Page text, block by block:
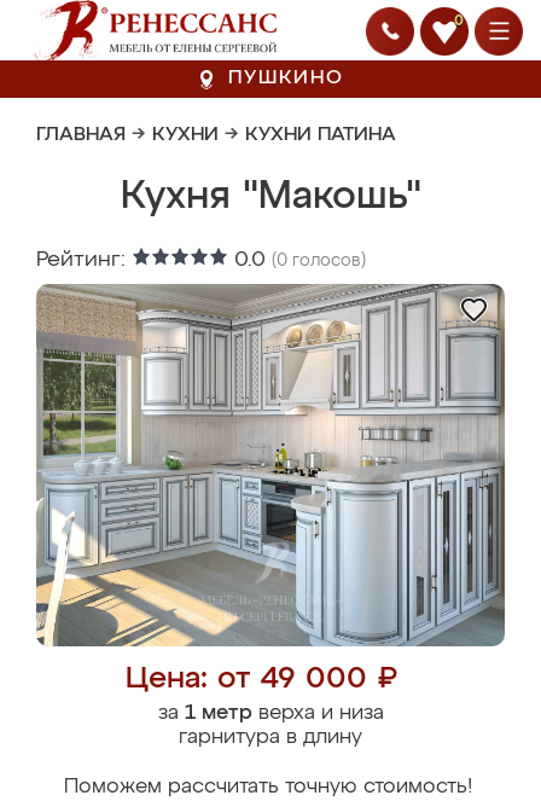
0
ПУШКИНО
ГЛАВНАЯ → КУХНИ → КУХНИ ПАТИНА
Кухня "Макошь"
Рейтинг: 0.0 (0 голосов)
Цена: от 49 000 ₽
за 1 метрверха и низа
гарнитура в длину
Поможем рассчитать точную стоимость!